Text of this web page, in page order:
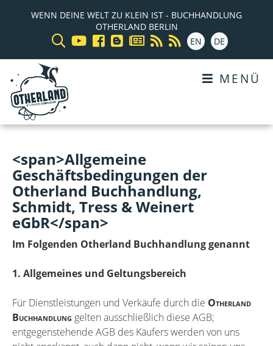
WENN DEINE WELT ZU KLEIN IST - BUCHHANDLUNG
OTHERLAND BERLIN
EN
DE
MENÜ
<span>Allgemeine
Geschäftsbedingungen der
Otherland Buchhandlung,
Schmidt, Tress & Weinert
eGbR</span>
Im Folgenden Otherland Buchhandlung genannt
1. Allgemeines und Geltungsbereich
Für Dienstleistungen und Verkäufe durch die Otherland
Buchhandlung gelten ausschließlich diese AGB;
entgegenstehende AGB des Käufers werden von uns